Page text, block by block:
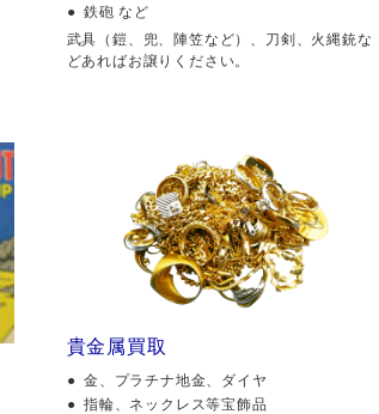
鉄砲 など
武具（鎧、兜、陣笠など）、刀剣、火縄銃な
どあればお譲りください。
貴金属買取
金、プラチナ地金、ダイヤ
指輪、ネックレス等宝飾品